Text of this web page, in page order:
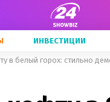
ИНВЕСТИЦИИ
в белый горох: стильно